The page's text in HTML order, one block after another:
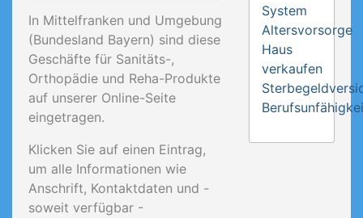
In Mittelfranken und Umgebung
(Bundesland Bayern) sind diese
Geschäfte für Sanitäts-,
Orthopädie und Reha-Produkte
auf unserer Online-Seite
eingetragen.
Klicken Sie auf einen Eintrag,
um alle Informationen wie
Anschrift, Kontaktdaten und -
soweit verfügbar -
System
Altersvorsorge
Haus
verkaufen